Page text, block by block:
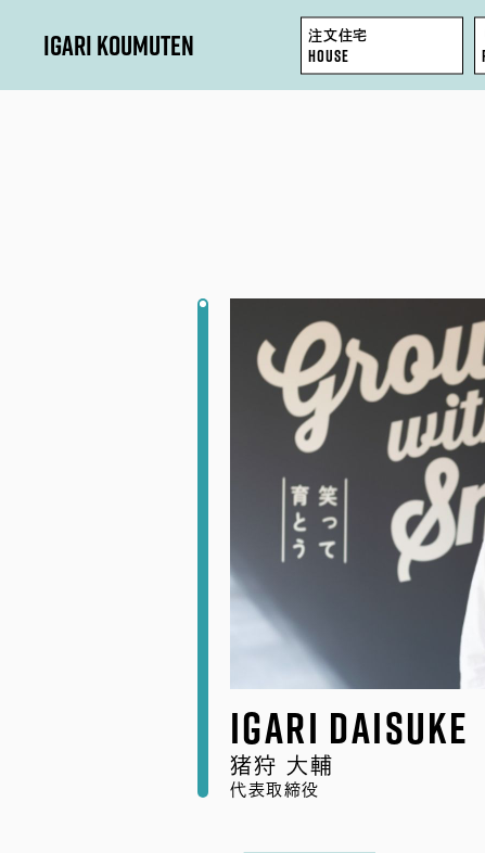
IGARI KOUMUTEN 注文住宅
HOUSE
SHOP / OFFICE
Igari Daisuke
猪狩 大輔
代表取締役